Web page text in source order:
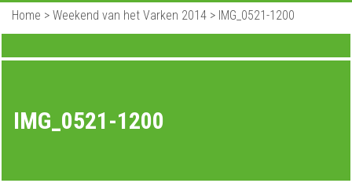
Home > Weekend van het Varken 2014 > IMG_0521-1200
IMG_0521-1200